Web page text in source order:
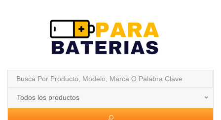
Todos los productos